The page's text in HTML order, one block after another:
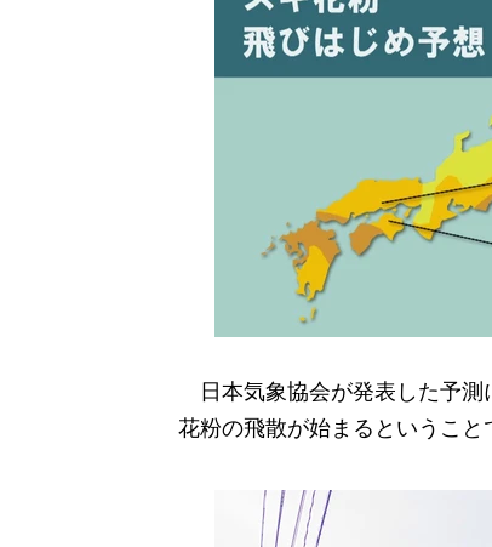
日本気象協会が発表した予測
花粉の飛散が始まるということ